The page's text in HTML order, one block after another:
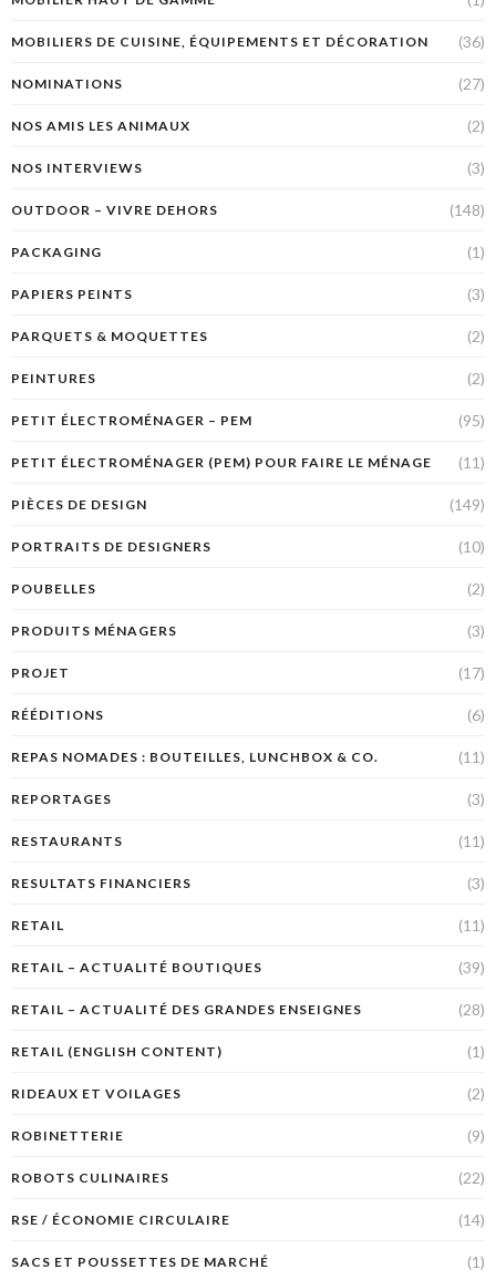
MOBILIERS DE CUISINE, ÉQUIPEMENTS ET DÉCORATION (36)
NOMINATIONS (27)
NOS AMIS LES ANIMAUX (2)
NOS INTERVIEWS (3)
OUTDOOR – VIVRE DEHORS (148)
PACKAGING (1)
PAPIERS PEINTS (3)
PARQUETS & MOQUETTES (2)
PEINTURES (2)
PETIT ÉLECTROMÉNAGER – PEM (95)
PETIT ÉLECTROMÉNAGER (PEM) POUR FAIRE LE MÉNAGE (11)
PIÈCES DE DESIGN (149)
PORTRAITS DE DESIGNERS (10)
POUBELLES (2)
PRODUITS MÉNAGERS (3)
PROJET (17)
RÉÉDITIONS (6)
REPAS NOMADES : BOUTEILLES, LUNCHBOX & CO. (11)
REPORTAGES (3)
RESTAURANTS (11)
RESULTATS FINANCIERS (3)
RETAIL (11)
RETAIL – ACTUALITÉ BOUTIQUES (39)
RETAIL – ACTUALITÉ DES GRANDES ENSEIGNES (28)
RETAIL (ENGLISH CONTENT) (1)
RIDEAUX ET VOILAGES (2)
ROBINETTERIE (9)
ROBOTS CULINAIRES (22)
RSE / ÉCONOMIE CIRCULAIRE (14)
SACS ET POUSSETTES DE MARCHÉ (1)